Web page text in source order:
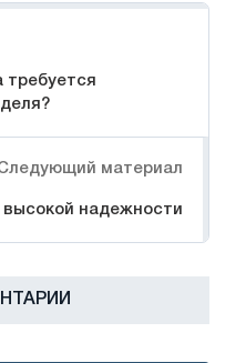
требуется
материал
надежности